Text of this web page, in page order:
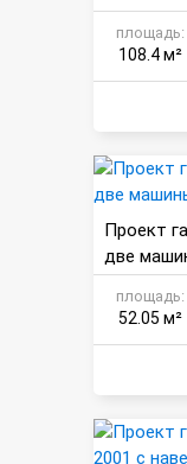
площадь:
108.4 м²
Проект
две
площадь:
52.05 м²